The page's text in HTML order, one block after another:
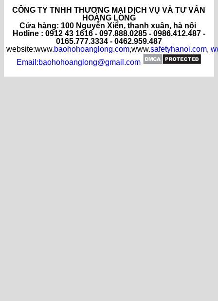
CÔNG TY TNHH THƯƠNG MẠI DỊCH VỤ VÀ TƯ VẤN
HOÀNG LONG
Cửa hàng: 100 Nguyễn Xiển, thanh xuân, hà nội
Hotline : 0912 43 1616 - 097.888.0285 - 0986.412.487 -
0165.777.3334 - 0462.959.487
website:www.baohohoanglong.com,www.safetyhanoi.com,
Email:baohohoanglong@gmail.com